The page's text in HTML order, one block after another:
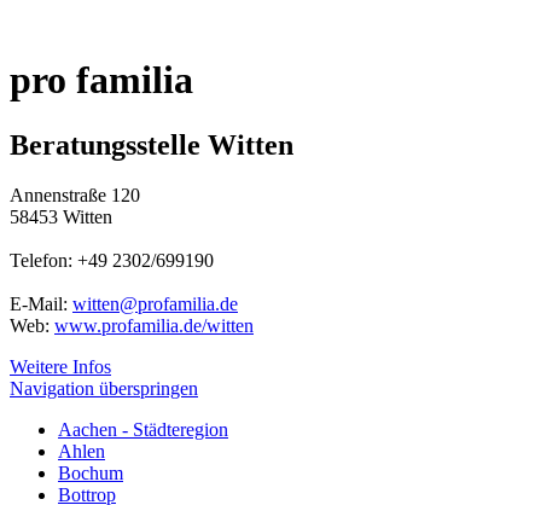
pro familia
Beratungsstelle Witten
Annenstraße 120
58453 Witten
Telefon: +49 2302/699190
E-Mail: witten@profamilia.de
Web: www.profamilia.de/witten
Weitere Infos
Navigation überspringen
Aachen - Städteregion
Ahlen
Bochum
Bottrop